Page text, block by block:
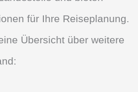
für Ihre Reiseplanung.
Übersicht über weitere